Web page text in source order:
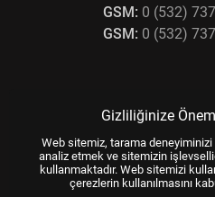
GSM: 0 (532)
GSM: 0 (532)
Gizliliğinize
Web sitemiz, tarama
analiz etmek ve sitemizin
kullanmaktadır. Web sitemizi
çerezlerin kullanılmasını